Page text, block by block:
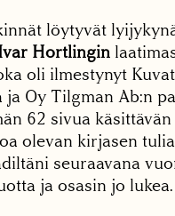
löytyvät
Hortlingin
oli ilmestynyt
ja Oy Tilgman Ab:n
62 sivua käsittävän
olevan kirjasen
seuraavana
ja osasin jo lukea.